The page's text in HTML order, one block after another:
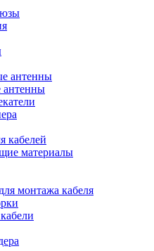
антенны
антенны
кабелей
материалы
монтажа кабеля